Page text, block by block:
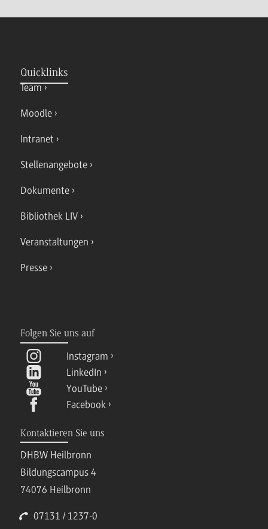
Quicklinks
Team
Moodle
Intranet
Stellenangebote
Dokumente
Bibliothek LIV
Veranstaltungen
Presse
Folgen Sie uns auf
Instagram
LinkedIn
YouTube
Facebook
Kontaktieren Sie uns
DHBW Heilbronn
Bildungscampus 4
74076 Heilbronn
07131 / 1237-0